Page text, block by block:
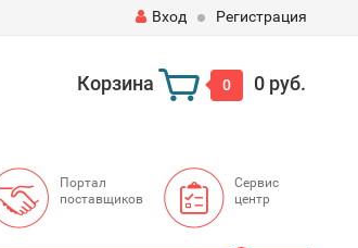
Вход Регистрация
Корзина 0 0 руб.
Портал
поставщиков
Сервис
центр